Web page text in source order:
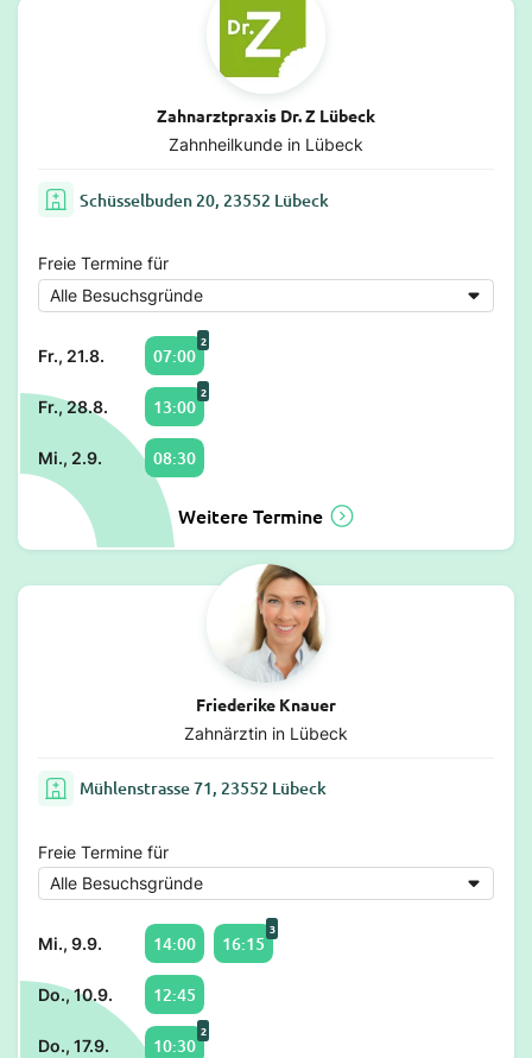
Zahnarztpraxis Dr. Z Lübeck
Zahnheilkunde in Lübeck
Schüsselbuden 20, 23552 Lübeck
Freie Termine für
Fr., 21.8. 07:00
2
Fr., 28.8. 13:00
2
Mi., 2.9. 08:30
Weitere Termine
Friederike Knauer
Zahnärztin in Lübeck
Mühlenstrasse 71, 23552 Lübeck
Freie Termine für
Mi., 9.9. 14:00 16:15
3
Do., 10.9. 12:45
Do., 17.9. 10:30
2